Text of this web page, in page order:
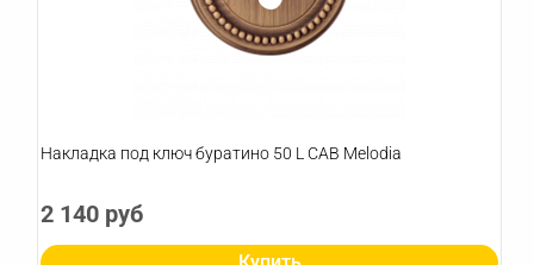
Накладка под ключ буратино 50 L CAB Melodia
2 140 руб